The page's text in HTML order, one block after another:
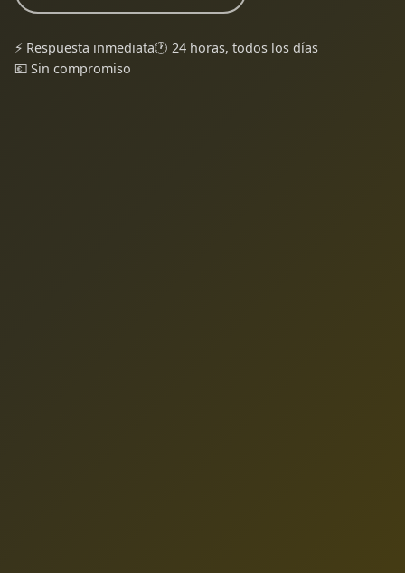
⚡ Respuesta inmediata🕐 24 horas, todos los días
💶 Sin compromiso